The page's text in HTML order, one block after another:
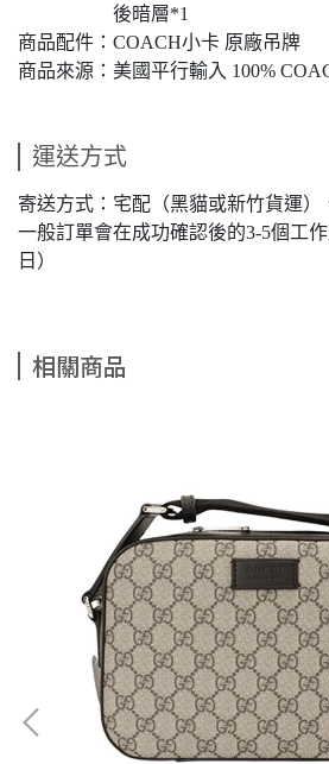
後暗層*1
商品配件：COACH小卡 原廠吊牌
商品來源：美國平行輸入 100%
運送方式
寄送方式：宅配（黑貓或新竹貨運）
一般訂單會在成功確認後的3-5個工
日）
相關商品